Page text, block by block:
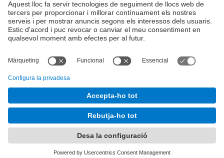
Tel. 93 4137194
jose.luis.grande@upc.edu
Formulari de contacte
Desenvolupat amb